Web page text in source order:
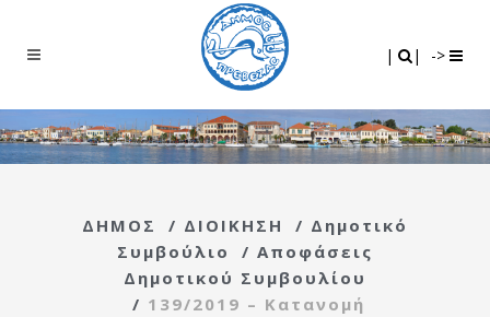
| | ->
ΔΗΜΟΣ / ΔΙΟΙΚΗΣΗ / Δημοτικό
Συμβούλιο
/ Αποφάσεις
Δημοτικού Συμβουλίου
/ 139/2019 – Κατανομή